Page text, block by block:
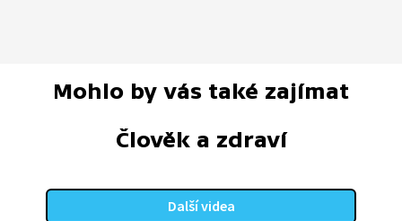
Mohlo by vás také zajímat
Člověk a zdraví
Další videa